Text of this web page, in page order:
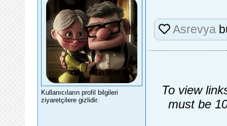
Kullanıcıların profil bilgileri
ziyaretçilere gizlidir.
Asrevya
To view
must be